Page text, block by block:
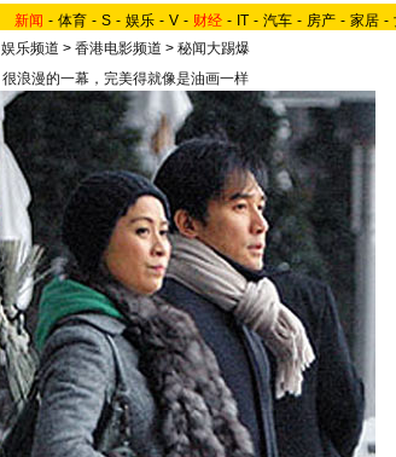
新闻 - 体育 - S - 娱乐 - V - 财经 - IT - 汽车 - 房产 - 家居 -
娱乐频道 > 香港电影频道 > 秘闻大踢爆
很浪漫的一幕，完美得就像是油画一样